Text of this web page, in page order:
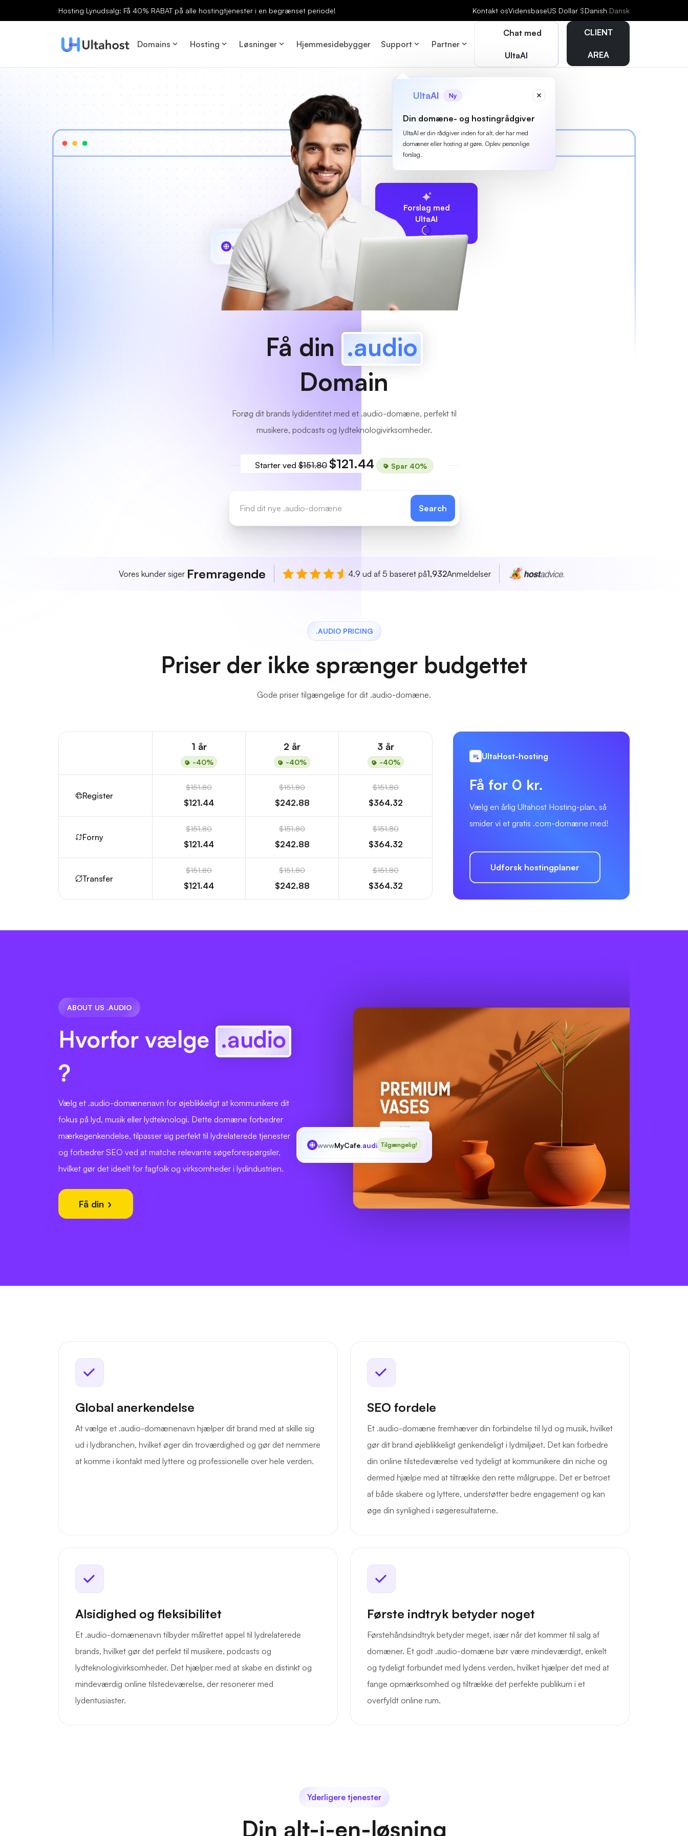
Hosting Lynudsalg: Få 40% RABAT på alle hostingtjenester i en begrænset periode! Kontakt osVidensbaseUS Dollar $Danish Dansk
Domains Hosting Løsninger Hjemmesidebygger Support Partner
Chat med
UltaAI
UltaAI Ny
Din domæne- og hostingrådgiver
UltaAI er din rådgiver inden for alt, der har med
domæner eller hosting at gøre. Oplev personlige
forslag.
CLIENT
AREA
Forslag med
UltaAI
www MyCafe
Få din .audio
Domain
Forøg dit brands lydidentitet med et .audio-domæne, perfekt til
musikere, podcasts og lydteknologivirksomheder.
Starter ved$151.80 $121.44 Spar 40%
Search
Vores kunder siger Fremragende 4.9 ud af 5 baseret på1,932Anmeldelser
.AUDIO PRICING
Priser der ikke sprænger budgettet
Gode priser tilgængelige for dit .audio-domæne.
1 år
-40%
2 år
-40%
3 år
-40%
Register
$151.80
$121.44
$151.80
$242.88
$151.80
$364.32
Forny
$151.80
$121.44
$151.80
$242.88
$151.80
$364.32
Transfer
$151.80
$121.44
$151.80
$242.88
$151.80
$364.32
UltaHost-hosting
Få for 0 kr.
Vælg en årlig Ultahost Hosting-plan, så
smider vi et gratis .com-domæne med!
Udforsk hostingplaner
ABOUT US .AUDIO
Hvorfor vælge .audio
?
Vælg et .audio-domænenavn for øjeblikkeligt at kommunikere dit
fokus på lyd, musik eller lydteknologi. Dette domæne forbedrer
mærkegenkendelse, tilpasser sig perfekt til lydrelaterede tjenester
og forbedrer SEO ved at matche relevante søgeforespørgsler,
hvilket gør det ideelt for fagfolk og virksomheder i lydindustrien.
Få din
wwwMyCafe.audioTilgængelig!
Global anerkendelse
At vælge et .audio-domænenavn hjælper dit brand med at skille sig
ud i lydbranchen, hvilket øger din troværdighed og gør det nemmere
at komme i kontakt med lyttere og professionelle over hele verden.
SEO fordele
Et .audio-domæne fremhæver din forbindelse til lyd og musik, hvilket
gør dit brand øjeblikkeligt genkendeligt i lydmiljøet. Det kan forbedre
din online tilstedeværelse ved tydeligt at kommunikere din niche og
dermed hjælpe med at tiltrække den rette målgruppe. Det er betroet
af både skabere og lyttere, understøtter bedre engagement og kan
øge din synlighed i søgeresultaterne.
Alsidighed og fleksibilitet
Et .audio-domænenavn tilbyder målrettet appel til lydrelaterede
brands, hvilket gør det perfekt til musikere, podcasts og
lydteknologivirksomheder. Det hjælper med at skabe en distinkt og
mindeværdig online tilstedeværelse, der resonerer med
lydentusiaster.
Første indtryk betyder noget
Førstehåndsindtryk betyder meget, især når det kommer til salg af
domæner. Et godt .audio-domæne bør være mindeværdigt, enkelt
og tydeligt forbundet med lydens verden, hvilket hjælper det med at
fange opmærksomhed og tiltrække det perfekte publikum i et
overfyldt online rum.
Yderligere tjenester
Din alt-i-en-løsning